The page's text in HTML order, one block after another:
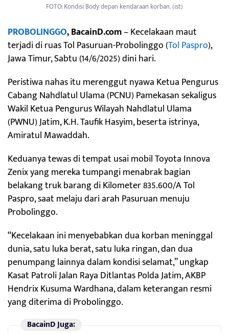
FOTO: Kondisi Body depan kendaraan korban. (ist)
PROBOLINGGO, BacainD.com– Kecelakaan maut
terjadi di ruas Tol Pasuruan-Probolinggo (Tol Paspro),
Jawa Timur, Sabtu (14/6/2025) dini hari.
Peristiwa nahas itu merenggut nyawa Ketua Pengurus
Cabang Nahdlatul Ulama (PCNU) Pamekasan sekaligus
Wakil Ketua Pengurus Wilayah Nahdlatul Ulama
(PWNU) Jatim, K.H. Taufik Hasyim, beserta istrinya,
Amiratul Mawaddah.
Keduanya tewas di tempat usai mobil Toyota Innova
Zenix yang mereka tumpangi menabrak bagian
belakang truk barang di Kilometer 835.600/A Tol
Paspro, saat melaju dari arah Pasuruan menuju
Probolinggo.
“Kecelakaan ini menyebabkan dua korban meninggal
dunia, satu luka berat, satu luka ringan, dan dua
penumpang lainnya dalam kondisi selamat,” ungkap
Kasat Patroli Jalan Raya Ditlantas Polda Jatim, AKBP
Hendrix Kusuma Wardhana, dalam keterangan resmi
yang diterima di Probolinggo.
BacainD Juga: